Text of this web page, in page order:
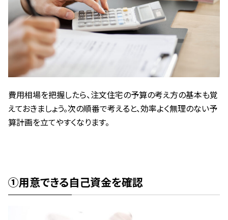
費用相場を把握したら、注文住宅の予算の考え方の基本も覚
えておきましょう。次の順番で考えると、効率よく無理のない予
算計画を立てやすくなります。
①用意できる自己資金を確認